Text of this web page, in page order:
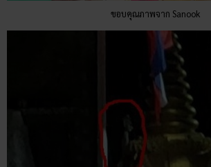
ขอบคุณภาพจาก Sanook